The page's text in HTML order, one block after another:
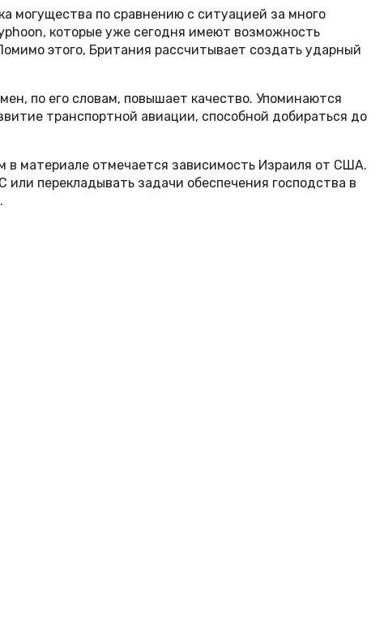
могущества по сравнению с ситуацией за много
которые уже сегодня имеют возможность
этого, Британия рассчитывает создать ударный
по его словам, повышает качество. Упоминаются
транспортной авиации, способной добираться до
в материале отмечается зависимость Израиля от США.
перекладывать задачи обеспечения господства в